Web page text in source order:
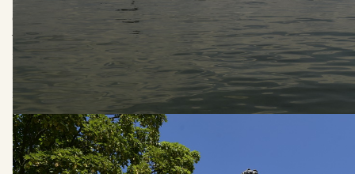
современного города, а к 1363 году относится первое
упоминание о поселении «Пиле» или «Пиль» (от
прусского «пилис»
— крепость).
За время своего существования город несколько раз
переходил под контроль различных государств. В
1697 году в Пиллау в рамках Великого посольства
побывал ПетрIсо свитой, насчитывавшей 4000
человек, потом он будет здесь еще дважды. Во время
Семилетней войны, в 1758 году, Пруссия была занята